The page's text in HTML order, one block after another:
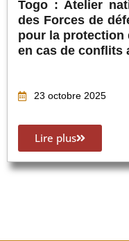
Togo : Atelier
des Forces de
pour la protection
en cas de conflits
23 octobre 2025
Lire plus